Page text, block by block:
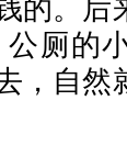
的。后
厕的
，自然